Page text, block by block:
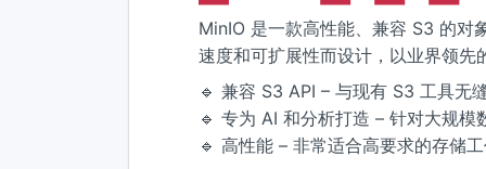
MinIO 是一款高性能、兼容 S3 的对
速度和可扩展性而设计，以业界领
🔹 兼容 S3 API – 与现有 S3 工具无
🔹 专为 AI 和分析打造 – 针对大规模
🔹 高性能 – 非常适合高要求的存储